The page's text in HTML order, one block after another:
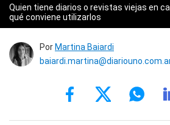
Quien tiene diarios o revistas viejas en
qué conviene utilizarlos
Por Martina Baiardi